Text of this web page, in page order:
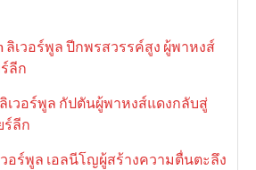
ลิเวอร์พูล ปีกพรสวรรค์สูง ผู้พาหงส์
ลีก
ลิเวอร์พูล กัปตันผู้พาหงส์แดงกลับสู่
ร์ลีก
วอร์พูล เอลนีโญผู้สร้างความตื่นตะลึง